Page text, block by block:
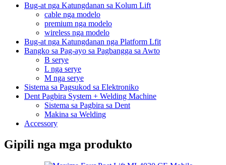
Bug-at nga Katungdanan sa Kolum Lift
cable nga modelo
premium nga modelo
wireless nga modelo
Bug-at nga Katungdanan nga Platform Lfit
Bangko sa Pag-ayo sa Pagbangga sa Awto
B serye
L nga serye
M nga serye
Sistema sa Pagsukod sa Elektroniko
Dent Pagbira System + Welding Machine
Sistema sa Pagbira sa Dent
Makina sa Welding
Accessory
Gipili nga mga produkto